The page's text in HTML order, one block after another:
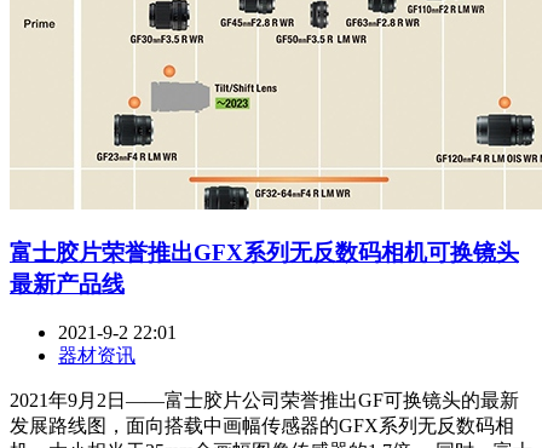
富士胶片荣誉推出GFX系列无反数码相机可换镜头
最新产品线
2021-9-2 22:01
器材资讯
2021年9月2日——富士胶片公司荣誉推出GF可换镜头的最新
发展路线图，面向搭载中画幅传感器的GFX系列无反数码相